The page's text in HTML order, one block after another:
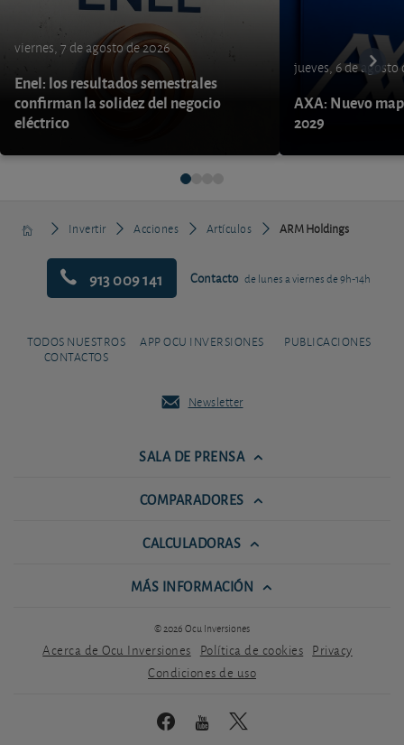
viernes, 7 de agosto de 2026
Enel: los resultados semestrales
confirman la solidez del negocio
eléctrico
jueves, 6 de agosto
AXA: Nuevo
2029
Invertir Acciones Artículos ARM Holdings
913 009 141 Contacto de lunes a viernes de 9h-14h
TODOS NUESTROS
CONTACTOS
APP OCU INVERSIONES PUBLICACIONES
Newsletter
SALA DE PRENSA
COMPARADORES
CALCULADORAS
MÁS INFORMACIÓN
© 2026 Ocu Inversiones
Acerca de Ocu Inversiones Política de cookies Privacy
Condiciones de uso